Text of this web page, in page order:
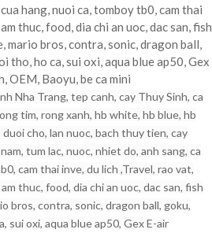
hang, nuoi ca, tomboy tb0, cam thai
thuc, food, dia chi an uoc, dac san, fish
mario bros, contra, sonic, dragon ball,
ho ca, sui oxi, aqua blue ap50, Gex
OEM, Baoyu, be ca mini
Nha Trang, tep canh, cay Thuy Sinh, ca
tim, rong xanh, hb white, hb blue, hb
cho, lan nuoc, bach thuy tien, cay
tum lac, nuoc, nhiet do, anh sang, ca
cam thai inve, du lich ,Travel, rao vat,
thuc, food, dia chi an uoc, dac san, fish
bros, contra, sonic, dragon ball, goku,
oxi, aqua blue ap50, Gex E-air